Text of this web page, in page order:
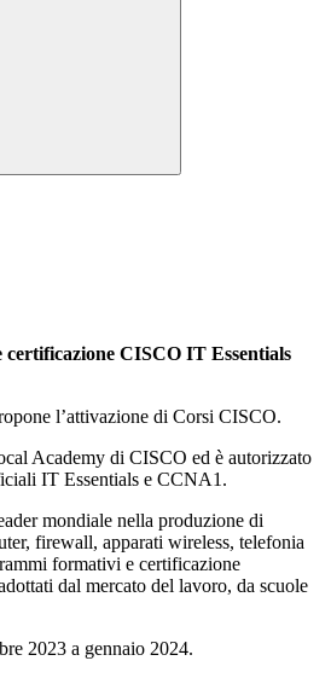
certificazione CISCO IT Essentials
l’attivazione di Corsi CISCO.
Academy di CISCO ed è autorizzato
IT Essentials e CCNA1.
mondiale nella produzione di
firewall, apparati wireless, telefonia
formativi e certificazione
dal mercato del lavoro, da scuole
2023 a gennaio 2024.